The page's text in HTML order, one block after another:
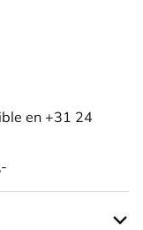
en +31 24